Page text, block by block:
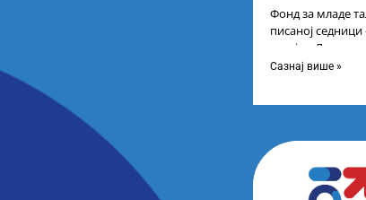
Фонд за младе
писаној
усвојио Листу
Сазнај више »